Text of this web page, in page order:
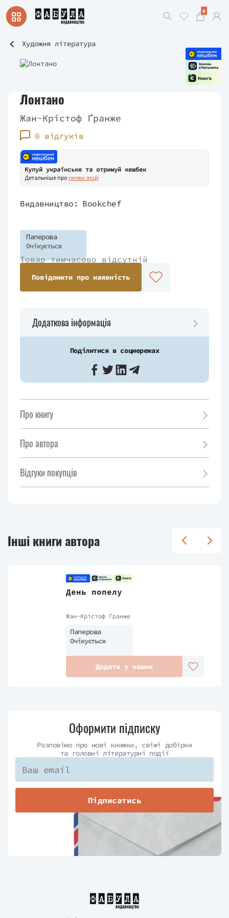
0
Художня література
Лонтано
Жан-Крістоф Ґранже
0 відгуків
Купуй українське та отримуй кешбек
Детальніше проумови акції
Видавництво: Bookchef
Паперова
Очікується
Товар тимчасово відсутній
Повідомити про наявність
Додаткова інформація
Поділитися в соцмережах
Про книгу
Про автора
Відгуки покупців
Інші книги автора
День попелу
Жан-Крістоф Ґранже
Паперова
Очікується
Додати у кошик
Оформити підписку
Розповімо про нові книжки, свіжі добірки
та головні літературні події
Підписатись